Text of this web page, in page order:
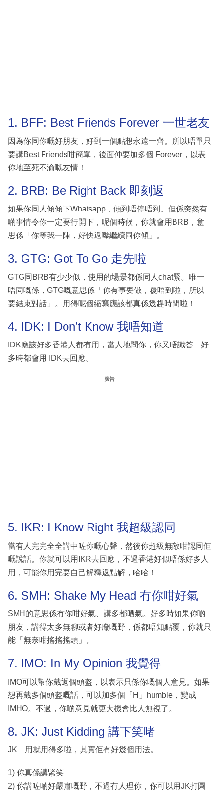
1. BFF: Best Friends Forever 一世老友
因為你同你嘅好朋友，好到一個點想永遠一齊。所以唔單只
要講Best Friends咁簡單，後面仲要加多個 Forever，以表
你地至死不渝嘅友情！
2. BRB: Be Right Back 即刻返
如果你同人傾傾下Whatsapp，傾到唔停唔到。但係突然有
啲事情令你一定要行開下，呢個時候，你就會用BRB，意
思係「你等我一陣，好快返嚟繼續同你傾」。
3. GTG: Got To Go 走先啦
GTG同BRB有少少似，使用的場景都係同人chat緊。唯一
唔同嘅係，GTG嘅意思係「你有事要做，覆唔到啦，所以
要結束對話」。用得呢個縮寫應該都真係幾趕時間啦！
4. IDK: I Don’t Know 我唔知道
IDK應該好多香港人都有用，當人地問你，你又唔識答，好
多時都會用 IDK去回應。
廣告
5. IKR: I Know Right 我超級認同
當有人完完全全講中咗你嘅心聲，然後你超級無敵咁認同佢
嘅說話。你就可以用IKR去回應，不過香港好似唔係好多人
用，可能你用完要自己解釋返點解，哈哈！
6. SMH: Shake My Head 冇你咁好氣
SMH的意思係冇你咁好氣、講多都晒氣。好多時如果你啲
朋友，講得太多無聊或者好廢嘅野，係都唔知點覆，你就只
能「無奈咁搖搖搖頭」。
7. IMO: In My Opinion 我覺得
IMO可以幫你戴返個頭盔，以表示只係你嘅個人意見。如果
想再戴多個頭盔嘅話，可以加多個「H」humble，變成
IMHO。不過，你啲意見就更大機會比人無視了。
8. JK: Just Kidding 講下笑啫
JK 用就用得多啦，其實佢有好幾個用法。
1) 你真係講緊笑
2) 你講咗啲好嚴肅嘅野，不過冇人理你，你可以用JK打圓